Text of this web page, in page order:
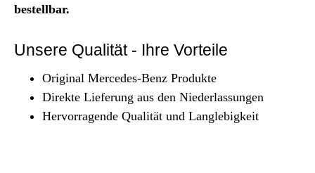
bestellbar.
Unsere Qualität - Ihre Vorteile
Original Mercedes-Benz Produkte
Direkte Lieferung aus den Niederlassungen
Hervorragende Qualität und Langlebigkeit